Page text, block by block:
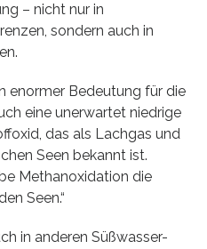
– nicht nur in
sondern auch in
enormer Bedeutung für die
eine unerwartet niedrige
das als Lachgas und
Seen bekannt ist.
Methanoxidation die
Seen.“
in anderen Süßwasser-